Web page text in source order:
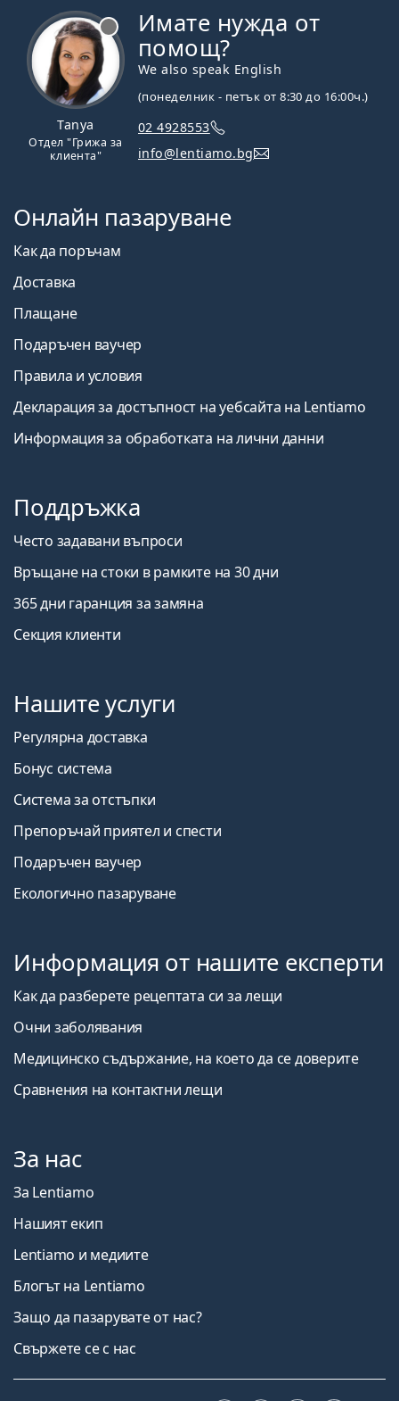
Tanya
Отдел "Грижа за
клиента"
Имате нужда от
помощ?
We also speak English
(понеделник - петък от 8:30 до 16:00ч.)
02 4928553
info@lentiamo.bg
Онлайн пазаруване
Как да поръчам
Доставка
Плащане
Подаръчен ваучер
Правила и условия
Декларация за достъпност на уебсайта на Lentiamo
Информация за обработката на лични данни
Поддръжка
Често задавани въпроси
Връщане на стоки в рамките на 30 дни
365 дни гаранция за замяна
Секция клиенти
Нашите услуги
Регулярна доставка
Бонус система
Система за отстъпки
Препоръчай приятел и спести
Подаръчен ваучер
Екологично пазаруване
Информация от нашите експерти
Как да разберете рецептата си за лещи
Очни заболявания
Медицинско съдържание, на което да се доверите
Сравнения на контактни лещи
За нас
За Lentiamo
Нашият екип
Lentiamo и медиите
Блогът на Lentiamo
Защо да пазарувате от нас?
Свържете се с нас